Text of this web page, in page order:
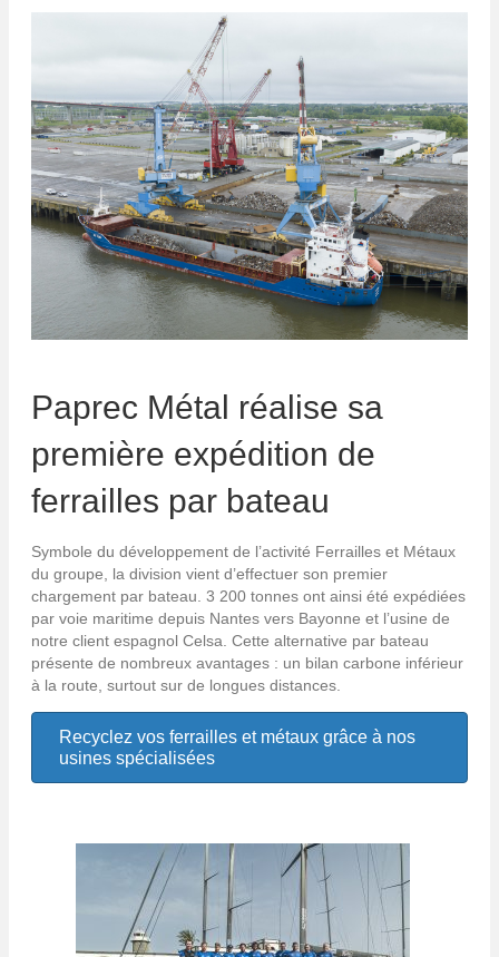
Paprec Métal réalise sa
première expédition de
ferrailles par bateau
Symbole du développement de l’activité Ferrailles et Métaux
du groupe, la division vient d’effectuer son premier
chargement par bateau. 3 200 tonnes ont ainsi été expédiées
par voie maritime depuis Nantes vers Bayonne et l’usine de
notre client espagnol Celsa. Cette alternative par bateau
présente de nombreux avantages : un bilan carbone inférieur
à la route, surtout sur de longues distances.
Recyclez vos ferrailles et métaux grâce à nos
usines spécialisées